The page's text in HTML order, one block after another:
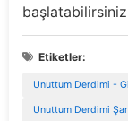
Etiketler:
Unuttum Derdimi -
Unuttum Derdimi